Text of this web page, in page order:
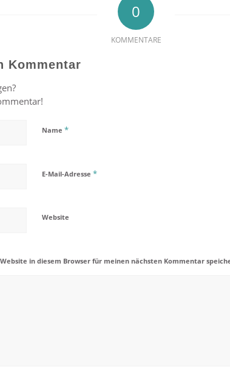
0
KOMMENTARE
Kommentar
Name *
E-Mail-Adresse *
Website
in diesem Browser für meinen nächsten Kommentar